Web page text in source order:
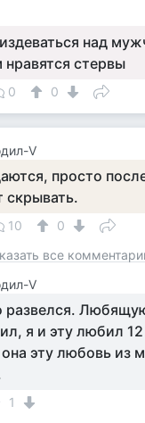
над
стервы
0 0
V
просто
скрывать.
10
0
все
V
развелся.
я и эту любил 12
эту любовь из
1